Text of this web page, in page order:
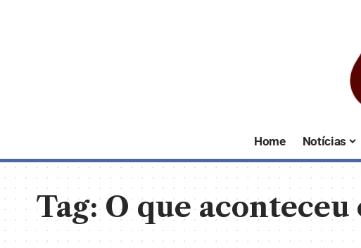
Home Notícias
Tag:O que